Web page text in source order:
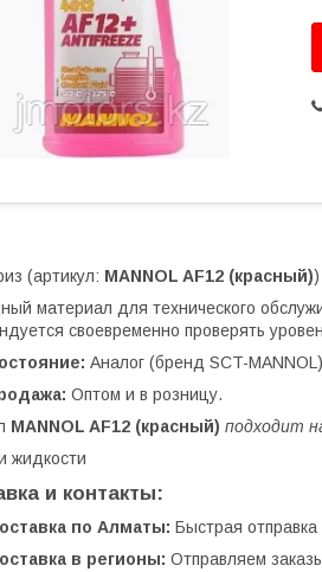
(артикул: MANNOL AF12 (красный))
материал для технического
своевременно проверять
Аналог (бренд SCT-
Оптом и в розницу.
MANNOL AF12 (красный) подходит
жидкости
и контакты:
по Алматы: Быстрая
в регионы: Отправляем